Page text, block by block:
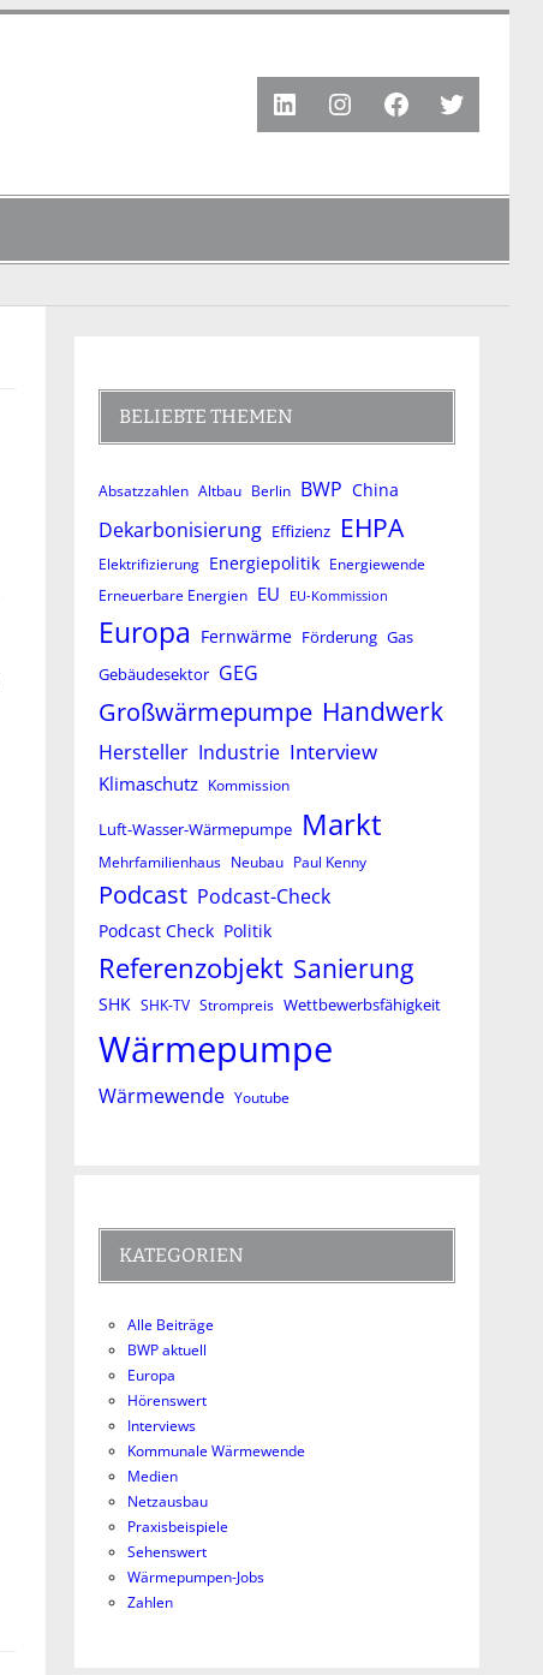
LinkedInInstagram
Facebook
Twitter
BELIEBTE THEMEN
Absatzzahlen Altbau Berlin BWP China
Dekarbonisierung Effizienz EHPA
Elektrifizierung Energiepolitik Energiewende
Erneuerbare Energien EU EU-Kommission
Europa Fernwärme Förderung Gas
Gebäudesektor GEG
Großwärmepumpe Handwerk
Hersteller Industrie Interview
Klimaschutz Kommission
Luft-Wasser-Wärmepumpe Markt
Mehrfamilienhaus Neubau Paul Kenny
Podcast Podcast-Check
Podcast Check Politik
Referenzobjekt Sanierung
SHK SHK-TV Strompreis Wettbewerbsfähigkeit
Wärmepumpe
Wärmewende Youtube
KATEGORIEN
Alle Beiträge
BWP aktuell
Europa
Hörenswert
Interviews
Kommunale Wärmewende
Medien
Netzausbau
Praxisbeispiele
Sehenswert
Wärmepumpen-Jobs
Zahlen